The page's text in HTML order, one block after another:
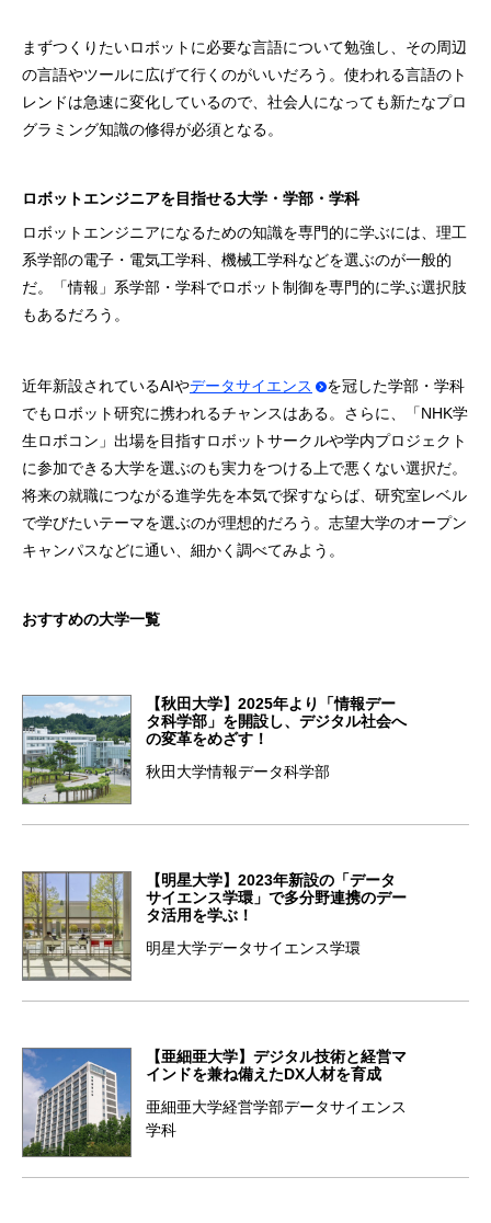
まずつくりたいロボットに必要な言語について勉強し、その周辺
の言語やツールに広げて行くのがいいだろう。使われる言語のト
レンドは急速に変化しているので、社会人になっても新たなプロ
グラミング知識の修得が必須となる。
ロボットエンジニアを目指せる大学・学部・学科
ロボットエンジニアになるための知識を専門的に学ぶには、理工
系学部の電子・電気工学科、機械工学科などを選ぶのが一般的
だ。「情報」系学部・学科でロボット制御を専門的に学ぶ選択肢
もあるだろう。
近年新設されているAIやデータサイエンス
を冠した学部・学科
でもロボット研究に携われるチャンスはある。さらに、「NHK学
生ロボコン」出場を目指すロボットサークルや学内プロジェクト
に参加できる大学を選ぶのも実力をつける上で悪くない選択だ。
将来の就職につながる進学先を本気で探すならば、研究室レベル
で学びたいテーマを選ぶのが理想的だろう。志望大学のオープン
キャンパスなどに通い、細かく調べてみよう。
おすすめの大学一覧
【秋田大学】2025年より「情報デー
タ科学部」を開設し、デジタル社会へ
の変革をめざす！
秋田大学情報データ科学部
【明星大学】2023年新設の「データ
サイエンス学環」で多分野連携のデー
タ活用を学ぶ！
明星大学データサイエンス学環
【亜細亜大学】デジタル技術と経営マ
インドを兼ね備えたDX人材を育成
亜細亜大学経営学部データサイエンス
学科